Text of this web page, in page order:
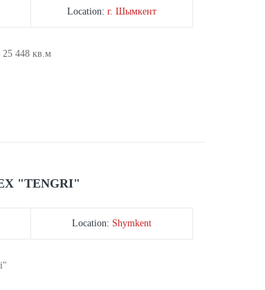
Location: г. Шымкент
25 448 кв.м
"TENGRI"
Location: Shymkent